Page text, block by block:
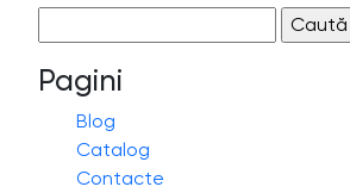
după:
Pagini
Blog
Catalog
Contacte